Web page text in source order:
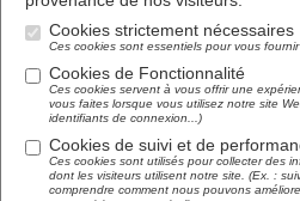
Cookies strictement nécessaires
Ces cookies sont essentiels pour vous
Cookies de Fonctionnalité
Ces cookies servent à vous offrir une
vous faites lorsque vous utilisez notre site
identifiants de connexion...)
Cookies de suivi et de
Ces cookies sont utilisés pour collecter des
dont les visiteurs utilisent notre site. (Ex. :
comprendre comment nous pouvons